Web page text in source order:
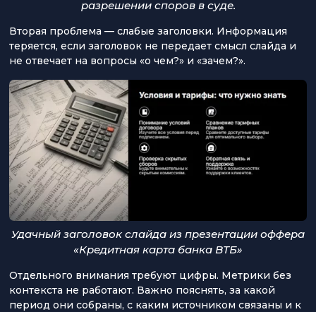
разрешении споров в суде.
Вторая проблема — слабые заголовки. Информация
теряется, если заголовок не передает смысл слайда и
не отвечает на вопросы «о чем?» и «зачем?».
Удачный заголовок слайда из презентации оффера
«Кредитная карта банка ВТБ»
Отдельного внимания требуют цифры. Метрики без
контекста не работают. Важно пояснять, за какой
период они собраны, с каким источником связаны и к